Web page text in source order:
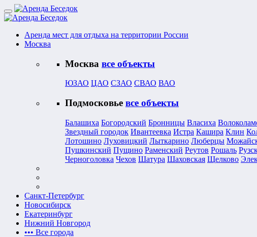
Аренда мест для отдыха на территории России
Москва
Москва все объекты
ЮЗАО ЦАО СЗАО СВАО ВАО
Подмосковье все объекты
Балашиха Богородский Бронницы Власиха
Звездный городок Ивантеевка Истра Кашира Клин
Лотошино Луховицкий Лыткарино Люберцы
Пушкинский Пущино Раменский Реутов Рошаль
Черноголовка Чехов Шатура Шаховская Щелково
Санкт-Петербург
Новосибирск
Екатеринбург
Нижний Новгород
••• Все города